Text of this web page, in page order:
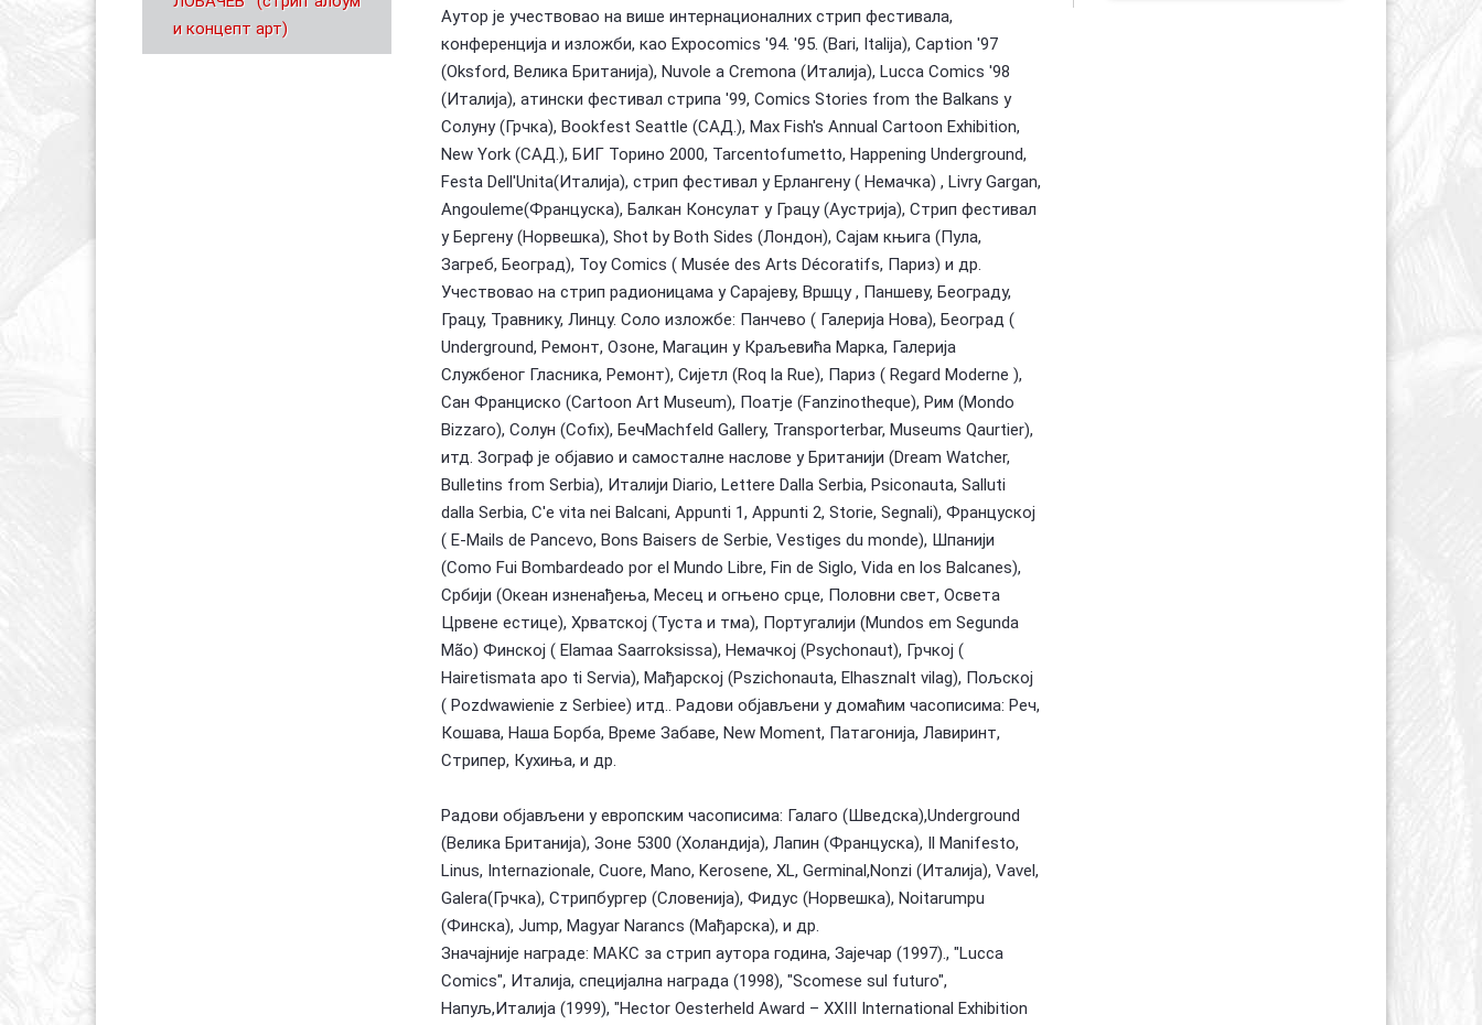
Аутор је учествовао на више интернационалних стрип фестивала,
конференција и изложби, као Expocomics '94. '95. (Bari, Italija), Caption '97
(Oksford, Велика Британија), Nuvole a Cremona (Италија), Lucca Comics '98
(Италија), атински фестивал стрипа '99, Comics Stories from the Balkans у
Солуну (Грчка), Bookfest Seattle (САД.), Max Fish's Annual Cartoon Exhibition,
New York (САД.), БИГ Торино 2000, Tarcentofumetto, Happening Underground,
Festa Dell'Unita(Италија), стрип фестивал у Ерлангену ( Немачка) , Livry Gargan,
Angouleme(Француска), Балкан Консулат у Грацу (Аустрија), Стрип фестивал
у Бергену (Норвешка), Shot by Both Sides (Лондон), Сајам књига (Пула,
Загреб, Београд), Toy Comics ( Musée des Arts Décoratifs, Париз) и др.
Учествовао на стрип радионицама у Сарајеву, Вршцу , Паншеву, Београду,
Грацу, Травнику, Линцу. Соло изложбе: Панчево ( Галерија Нова), Београд (
Underground, Ремонт, Озоне, Магацин у Краљевића Марка, Галерија
Службеног Гласника, Ремонт), Сијетл (Roq la Rue), Париз ( Regard Moderne ),
Сан Франциско (Cartoon Art Museum), Поатје (Fanzinotheque), Рим (Mondo
Bizzaro), Солун (Cofix), БечMachfeld Gallery, Transporterbar, Museums Qaurtier),
итд. Зограф је објавио и самосталне наслове у Британији (Dream Watcher,
Bulletins from Serbia), Италији Diario, Lettere Dalla Serbia, Psiconauta, Salluti
dalla Serbia, C'e vita nei Balcani, Appunti 1, Appunti 2, Storie, Segnali), Француској
( E-Mails de Pancevo, Bons Baisers de Serbie, Vestiges du monde), Шпанији
(Como Fui Bombardeado por el Mundo Libre, Fin de Siglo, Vida en los Balcanes),
Србији (Океан изненађења, Месец и огњено срце, Половни свет, Освета
Црвене естице), Хрватској (Туста и тма), Португалији (Mundos em Segunda
Mão) Финској ( Elamaa Saarroksissa), Немачкој (Psychonaut), Грчкој (
Hairetismata apo ti Servia), Мађарској (Pszichonauta, Elhasznalt vilag), Пољској
( Pozdwawienie z Serbiee) итд.. Радови објављени у домаћим часописима: Реч,
Кошава, Наша Борба, Време Забаве, New Moment, Патагонија, Лавиринт,
Стрипер, Кухиња, и др.
Радови објављени у европским часописима: Галаго (Шведска),Underground
(Велика Британија), Зоне 5300 (Холандија), Лапин (Француска), Il Manifesto,
Linus, Internazionale, Cuore, Mano, Kerosene, XL, Germinal,Nonzi (Италија), Vavel,
Galera(Грчка), Стрипбургер (Словенија), Фидус (Норвешка), Noitarumpu
(Финска), Jump, Magyar Narancs (Мађарска), и др.
Значајније награде: МАКС за стрип аутора година, Зајечар (1997)., "Lucca
Comics", Италија, специјална награда (1998), "Scomese sul futuro",
Напуљ,Италија (1999), "Hector Oesterheld Award – XXIII International Exhibition